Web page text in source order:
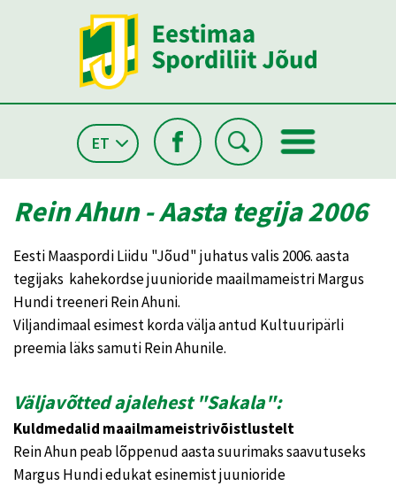
ET
Rein Ahun - Aasta tegija 2006
Eesti Maaspordi Liidu "Jõud" juhatus valis 2006. aasta
tegijaks kahekordse juunioride maailmameistri Margus
Hundi treeneri Rein Ahuni.
Viljandimaal esimest korda välja antud Kultuuripärli
preemia läks samuti Rein Ahunile.
Väljavõtted ajalehest "Sakala":
Kuldmedalid maailmameistrivõistlustelt
Rein Ahun peab lõppenud aasta suurimaks saavutuseks
Margus Hundi edukat esinemist juunioride